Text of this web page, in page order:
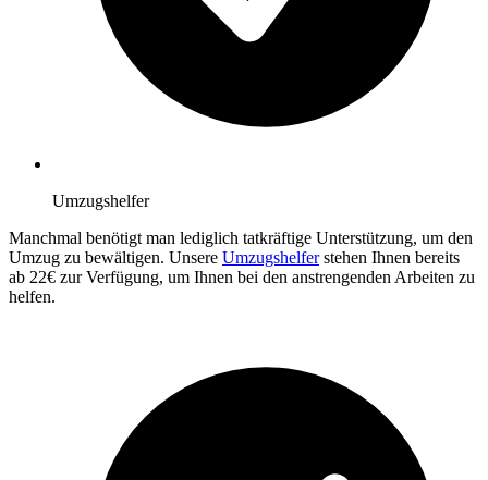
Umzugshelfer
Manchmal benötigt man lediglich tatkräftige Unterstützung, um den
Umzug zu bewältigen. Unsere Umzugshelferstehen Ihnen bereits
ab 22€ zur Verfügung, um Ihnen bei den anstrengenden Arbeiten zu
helfen.